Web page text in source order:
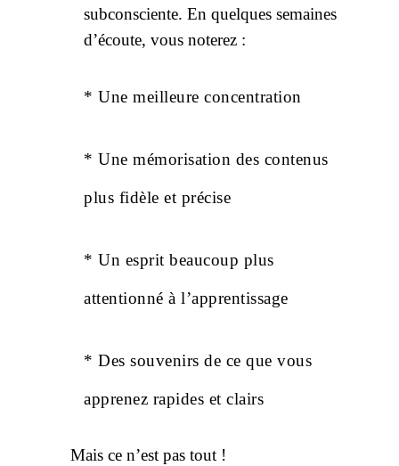
subconsciente. En quelques semaines
d’écoute, vous noterez :
* Une meilleure concentration
* Une mémorisation des contenus
plus fidèle et précise
* Un esprit beaucoup plus
attentionné à l’apprentissage
* Des souvenirs de ce que vous
apprenez rapides et clairs
Mais ce n’est pas tout !